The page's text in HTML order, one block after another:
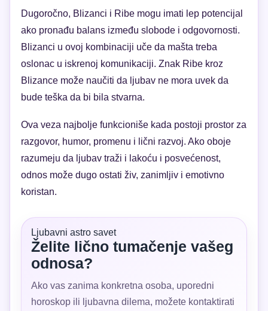
Dugoročno, Blizanci i Ribe mogu imati lep potencijal
ako pronađu balans između slobode i odgovornosti.
Blizanci u ovoj kombinaciji uče da mašta treba
oslonac u iskrenoj komunikaciji. Znak Ribe kroz
Blizance može naučiti da ljubav ne mora uvek da
bude teška da bi bila stvarna.
Ova veza najbolje funkcioniše kada postoji prostor za
razgovor, humor, promenu i lični razvoj. Ako oboje
razumeju da ljubav traži i lakoću i posvećenost,
odnos može dugo ostati živ, zanimljiv i emotivno
koristan.
Ljubavni astro savet
Želite lično tumačenje vašeg
odnosa?
Ako vas zanima konkretna osoba, uporedni
horoskop ili ljubavna dilema, možete kontaktirati